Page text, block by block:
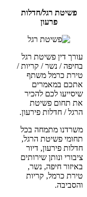
פשיטת רגל/חדלות
פרעון
עורך דין פשיטת רגל
בחיפה / נשר / קריות /
טירת כרמל משתף
אתכם במאמרים
שיסייעו לכם להכיר
את תחום פשיטת
הרגל / חדלות פירעון.
משרדנו מתמחה בכל
תחומי פשיטת הרגל,
חדלות פירעון, דיור
ציבורי ונותן שירותים
באיזור חיפה, נשר,
טירת כרמל, קריות
והסביבה.